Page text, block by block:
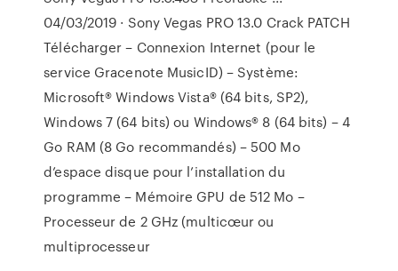
04/03/2019 · Sony Vegas PRO 13.0 Crack PATCH
Télécharger – Connexion Internet (pour le
service Gracenote MusicID) – Système:
Microsoft® Windows Vista® (64 bits, SP2),
Windows 7 (64 bits) ou Windows® 8 (64 bits) – 4
Go RAM (8 Go recommandés) – 500 Mo
d’espace disque pour l’installation du
programme – Mémoire GPU de 512 Mo –
Processeur de 2 GHz (multicœur ou
multiprocesseur